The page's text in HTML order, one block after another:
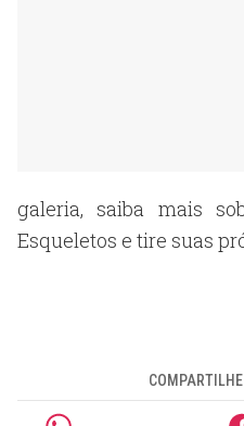
galeria, saiba mais
Esqueletos e tire suas